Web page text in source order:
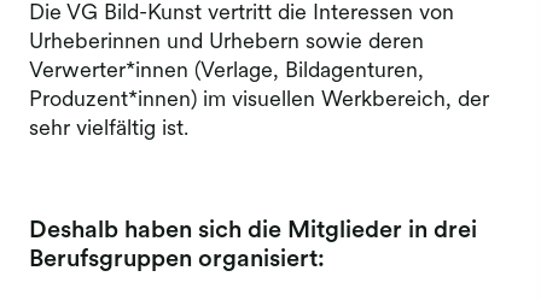
Die VG Bild-Kunst vertritt die Interessen von
Urheberinnen und Urhebern sowie deren
Verwerter*innen (Verlage, Bildagenturen,
Produzent*innen) im visuellen Werkbereich, der
sehr vielfältig ist.
Deshalb haben sich die Mitglieder in drei
Berufsgruppen organisiert: